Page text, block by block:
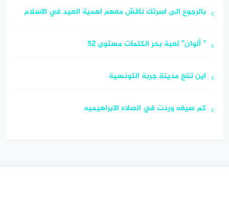
بالرجوع الى اسرتك ناقش معهم اهمية العيد في الاسلام
” ألوان” لعبة بحر الكلمات مستوى 52
اين تقع مدينة جربة التونسية
كم صيغه وردت في الصلاه الابراهيميه